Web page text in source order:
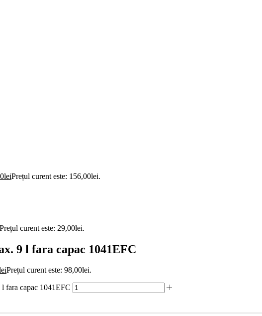
leiPrețul curent este: 156,00lei.
Prețul curent este: 29,00lei.
9 l fara capac 1041EFC
Prețul curent este: 98,00lei.
fara capac 1041EFC